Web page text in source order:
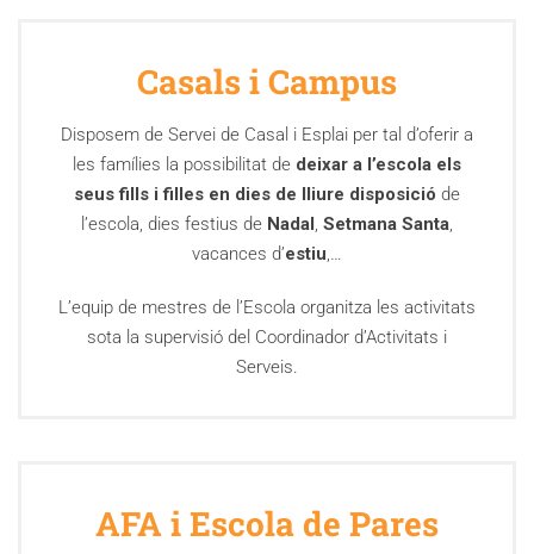
Casals i Campus
Disposem de Servei de Casal i Esplai per tal d’oferir a
les famílies la possibilitat de deixar a l’escola els
seus fills i filles en dies de lliure disposició de
l’escola, dies festius de Nadal, Setmana Santa,
vacances d’estiu,…
L’equip de mestres de l’Escola organitza les activitats
sota la supervisió del Coordinador d’Activitats i
Serveis.
AFA i Escola de Pares